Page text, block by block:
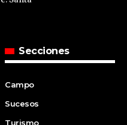
Secciones
Campo
Sucesos
Turismo